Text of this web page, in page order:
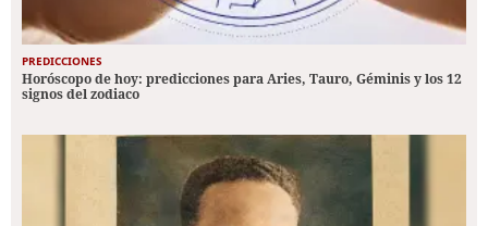
PREDICCIONES
Horóscopo de hoy: predicciones para Aries, Tauro, Géminis y los 12
signos del zodiaco